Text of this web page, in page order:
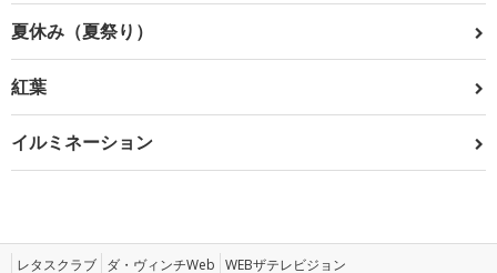
夏休み（夏祭り）
紅葉
イルミネーション
レタスクラブ ダ・ヴィンチWeb WEBザテレビジョン